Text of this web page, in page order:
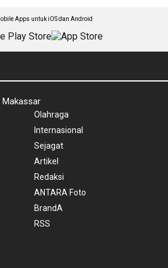
Apps untuk iOS dan Android
Makassar
Olahraga
Internasional
Sejagat
Artikel
Redaksi
ANTARA Foto
BrandA
RSS